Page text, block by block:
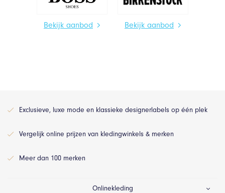
Bekijk aanbod Bekijk aanbod
Exclusieve, luxe mode en klassieke designerlabels op één plek
Vergelijk online prijzen van kledingwinkels & merken
Meer dan 100 merken
Onlinekleding